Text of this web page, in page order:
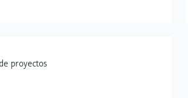
proyectos